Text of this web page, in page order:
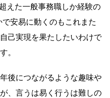
えた一般事務職しか経験の
安易に動くのもこれまた
己実現を果たしたいわけで
。
後につながるような趣味や
、言うは易く行うは難しの